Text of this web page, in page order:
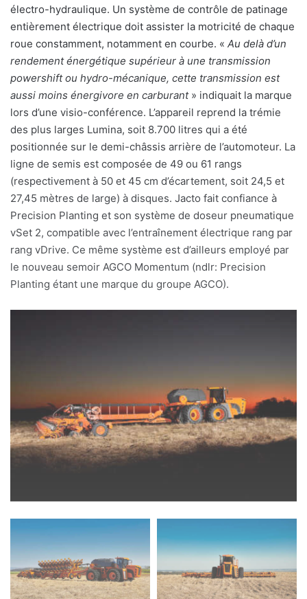
électro-hydraulique. Un système de contrôle de patinage
entièrement électrique doit assister la motricité de chaque
roue constamment, notamment en courbe. « Au delà d’un
rendement énergétique supérieur à une transmission
powershift ou hydro-mécanique, cette transmission est
aussi moins énergivore en carburant» indiquait la marque
lors d’une visio-conférence. L’appareil reprend la trémie
des plus larges Lumina, soit 8.700 litres qui a été
positionnée sur le demi-châssis arrière de l’automoteur. La
ligne de semis est composée de 49 ou 61 rangs
(respectivement à 50 et 45 cm d’écartement, soit 24,5 et
27,45 mètres de large) à disques. Jacto fait confiance à
Precision Planting et son système de doseur pneumatique
vSet 2, compatible avec l’entraînement électrique rang par
rang vDrive. Ce même système est d’ailleurs employé par
le nouveau semoir AGCO Momentum (ndlr: Precision
Planting étant une marque du groupe AGCO).